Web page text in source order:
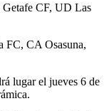
CF, UD Las
CA Osasuna,
lugar el jueves 6 de